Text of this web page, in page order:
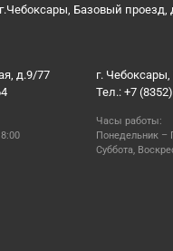
Базовый проезд,
д.9/77
г.
Тел.: +7
Часы работы:
Понедельник –
Суббота,